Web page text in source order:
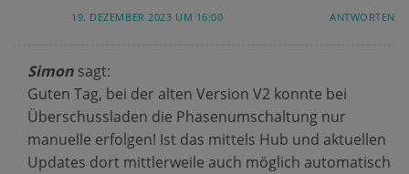
19. DEZEMBER 2023 UM 16:00 ANTWORTEN
Simon sagt:
Guten Tag, bei der alten Version V2 konnte bei
Überschussladen die Phasenumschaltung nur
manuelle erfolgen! Ist das mittels Hub und aktuellen
Updates dort mittlerweile auch möglich automatisch